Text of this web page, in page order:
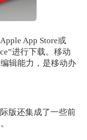
App Store或
进行下载。移动
辑能力，是移动办
版还集成了一些前